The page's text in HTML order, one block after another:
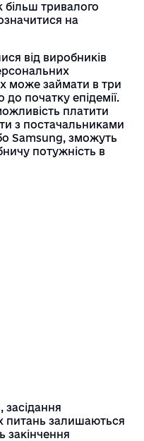
більш тривалого
на
від виробників
може займати в три
початку епідемії.
платити
з постачальниками
Samsung, зможуть
потужність в
засідання
питань залишаються
закінчення